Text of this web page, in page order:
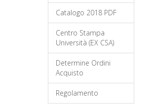
Catalogo 2018 PDF
Centro Stampa
Università (EX CSA)
Determine Ordini
Acquisto
Regolamento